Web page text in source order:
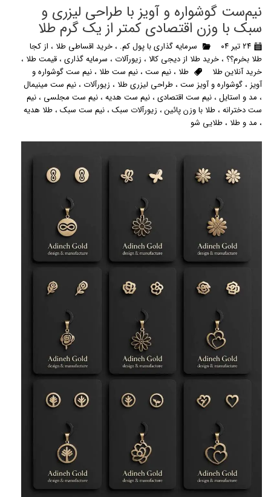
نیم‌ست‌ گوشواره و آویز با طراحی لیزری و
سبک با وزن اقتصادی کمتر از یک گرم طلا
۲۴ تیر ۰۴ سرمایه گذاری با پول کم. ، خرید اقساطی طلا ، از کجا
طلا بخرم؟؟، خرید طلا از دیجی کالا ، زیورآلات ، سرمایه گذاری، قیمت طلا ،
خرید آنلاین طلا
طلا ، نیم ست، نیم ست طلا ، نیم ست گوشواره و
آویز ، گوشواره و آویز ست، طراحی لیزری طلا ، زیورآلات ، نیم ست مینیمال
، مد و استایل، نیم ست اقتصادی، نیم ست هدیه، نیم ست مجلسی ، نیم
ست دخترانه، طلا با وزن پائین، زیورآلات سبک، نیم ست سبک، طلا هدیه
، مد و طلا ، طلایی شو